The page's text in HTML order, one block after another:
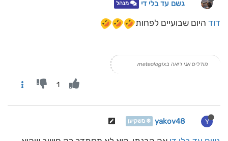
גשם עד בלי די מנהל
דוד היום שבועיים לפחות
מודלים אני רואה בmeteologix
1
Y
yakov48 ❄️ משקיען